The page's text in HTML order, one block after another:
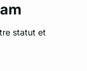
statut et